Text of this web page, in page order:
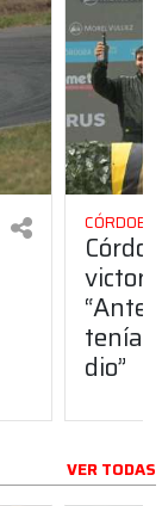
dio”
VER TODAS